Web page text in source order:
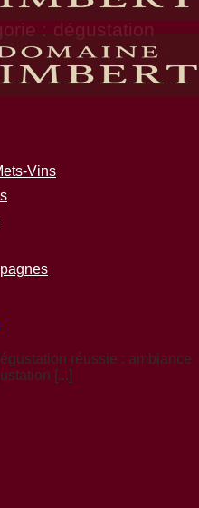
Vins
dégustation
réussie : ambiance
[...]